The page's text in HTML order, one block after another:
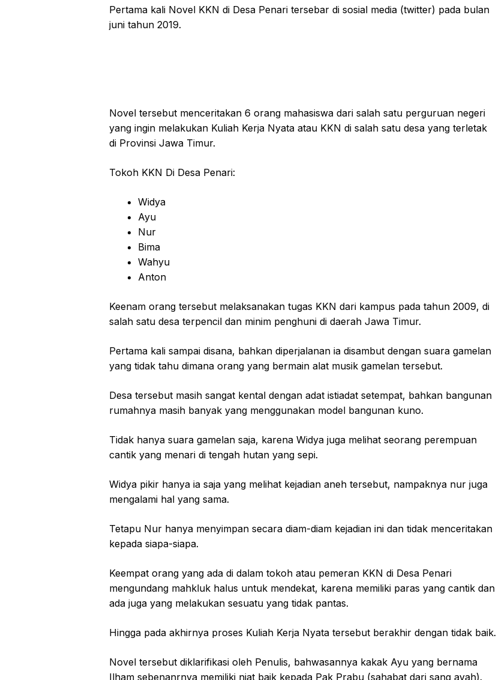
Pertama kali Novel KKN di Desa Penari tersebar di sosial media (twitter) pada bulan
juni tahun 2019.
Novel tersebut menceritakan 6 orang mahasiswa dari salah satu perguruan negeri
yang ingin melakukan Kuliah Kerja Nyata atau KKN di salah satu desa yang terletak
di Provinsi Jawa Timur.
Tokoh KKN Di Desa Penari:
Widya
Ayu
Nur
Bima
Wahyu
Anton
Keenam orang tersebut melaksanakan tugas KKN dari kampus pada tahun 2009, di
salah satu desa terpencil dan minim penghuni di daerah Jawa Timur.
Pertama kali sampai disana, bahkan diperjalanan ia disambut dengan suara gamelan
yang tidak tahu dimana orang yang bermain alat musik gamelan tersebut.
Desa tersebut masih sangat kental dengan adat istiadat setempat, bahkan bangunan
rumahnya masih banyak yang menggunakan model bangunan kuno.
Tidak hanya suara gamelan saja, karena Widya juga melihat seorang perempuan
cantik yang menari di tengah hutan yang sepi.
Widya pikir hanya ia saja yang melihat kejadian aneh tersebut, nampaknya nur juga
mengalami hal yang sama.
Tetapu Nur hanya menyimpan secara diam-diam kejadian ini dan tidak menceritakan
kepada siapa-siapa.
Keempat orang yang ada di dalam tokoh atau pemeran KKN di Desa Penari
mengundang mahkluk halus untuk mendekat, karena memiliki paras yang cantik dan
ada juga yang melakukan sesuatu yang tidak pantas.
Hingga pada akhirnya proses Kuliah Kerja Nyata tersebut berakhir dengan tidak baik.
Novel tersebut diklarifikasi oleh Penulis, bahwasannya kakak Ayu yang bernama
Ilham sebenanrnya memiliki niat baik kepada Pak Prabu (sahabat dari sang ayah).